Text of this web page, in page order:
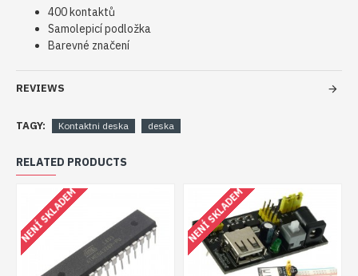
400 kontaktů
Samolepicí podložka
Barevné značení
REVIEWS
TAGY: Kontaktni deska deska
RELATED PRODUCTS
NENÍ SKLADEM NENÍ SKLADEM